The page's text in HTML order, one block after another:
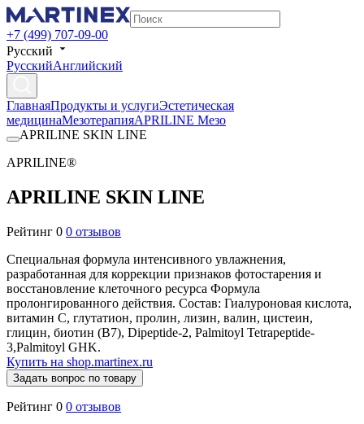
+7 (499) 707-09-00
Русский
РусскийАнглийский
ГлавнаяПродукты и услугиЭстетическая
медицинаМезотерапияAPRILINE Мезо
APRILINE SKIN LINE
APRILINE®
APRILINE SKIN LINE
Рейтинг 0 0 отзывов
Специальная формула интенсивного увлажнения,
разработанная для коррекции признаков фотостарения и
восстановление клеточного ресурса Формула
пролонгированного действия. Состав: Гиалуроновая кислота,
витамин С, глутатион, пролин, лизин, валин, цистеин,
глицин, биотин (B7), Dipeptide-2, Palmitoyl Tetrapeptide-
3,Palmitoyl GHK.
Купить на shop.martinex.ru
Задать вопрос по товару
Рейтинг 0 0 отзывов